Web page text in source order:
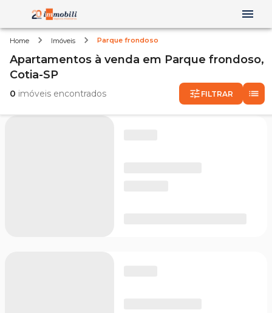
Home Imóveis Parque frondoso
Apartamentos à venda em Parque frondoso,
Cotia-SP
0 imóveis encontrados FILTRAR